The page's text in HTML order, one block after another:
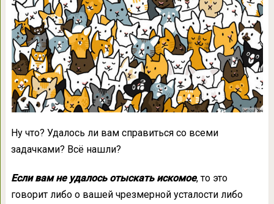
Ну что? Удалось ли вам справиться со всеми
задачками? Всё нашли?
Если вам не удалось отыскать искомое, то это
говорит либо о вашей чрезмерной усталости либо